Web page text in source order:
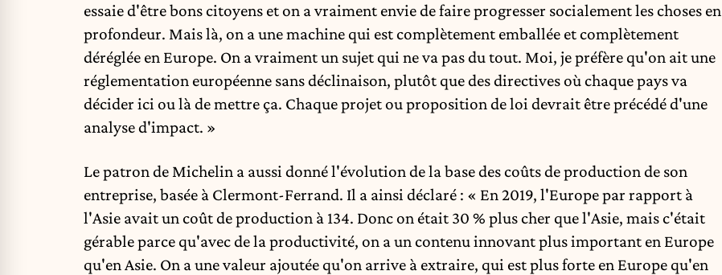
essaie d'être bons citoyens et on a vraiment envie de faire progresser socialement les choses en
profondeur. Mais là, on a une machine qui est complètement emballée et complètement
déréglée en Europe. On a vraiment un sujet qui ne va pas du tout. Moi, je préfère qu'on ait une
réglementation européenne sans déclinaison, plutôt que des directives où chaque pays va
décider ici ou là de mettre ça. Chaque projet ou proposition de loi devrait être précédé d'une
analyse d'impact. »
Le patron de Michelin a aussi donné l'évolution de la base des coûts de production de son
entreprise, basée à Clermont-Ferrand. Il a ainsi déclaré : « En 2019, l'Europe par rapport à
l'Asie avait un coût de production à 134. Donc on était 30 % plus cher que l'Asie, mais c'était
gérable parce qu'avec de la productivité, on a un contenu innovant plus important en Europe
qu'en Asie. On a une valeur ajoutée qu'on arrive à extraire, qui est plus forte en Europe qu'en